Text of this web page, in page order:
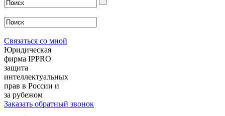
Связаться со мной
Юридическая
фирма IPPRO
защита
интеллектуальных
прав в России и
за рубежом
Заказать обратный звонок